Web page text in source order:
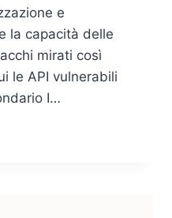
e
la capacità delle
mirati così
le API vulnerabili
I…